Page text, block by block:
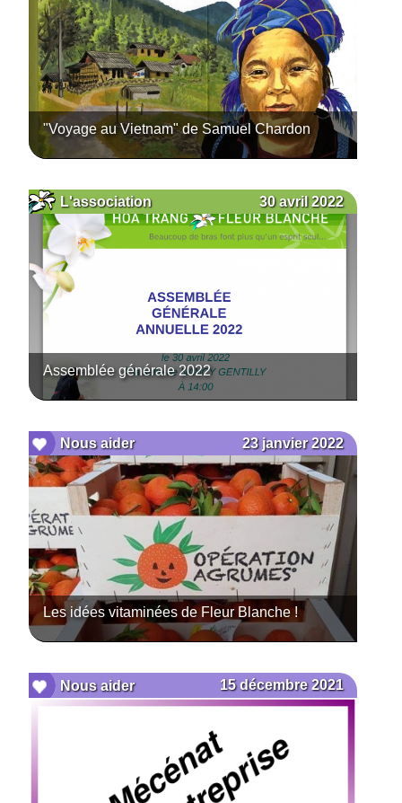
"Voyage au Vietnam" de Samuel Chardon
30 avril 2022
L'association
Assemblée générale 2022
23 janvier 2022
Nous aider
Les idées vitaminées de Fleur Blanche !
15 décembre 2021
Nous aider